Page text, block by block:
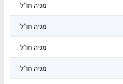
מניה חו"ל
מניה חו"ל
מניה חו"ל
מניה חו"ל